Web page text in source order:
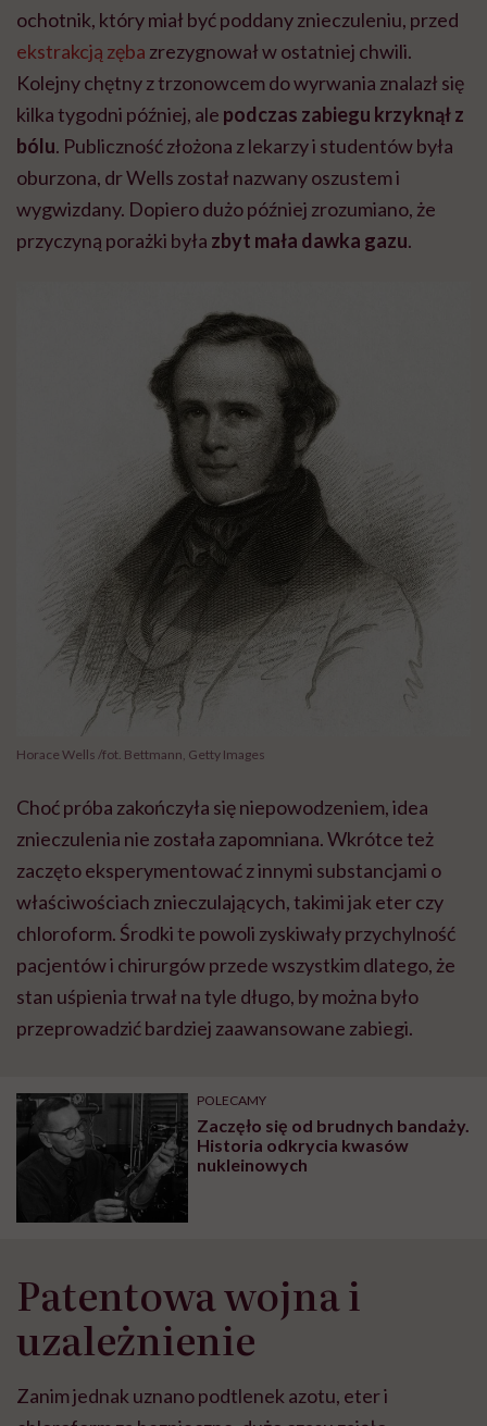
ochotnik, który miał być poddany znieczuleniu, przed
ekstrakcją zęba zrezygnował w ostatniej chwili.
Kolejny chętny z trzonowcem do wyrwania znalazł się
kilka tygodni później, ale podczas zabiegu krzyknął z
bólu. Publiczność złożona z lekarzy i studentów była
oburzona, dr Wells został nazwany oszustem i
wygwizdany. Dopiero dużo później zrozumiano, że
przyczyną porażki była zbyt mała dawka gazu.
Horace Wells /fot. Bettmann, Getty Images
Choć próba zakończyła się niepowodzeniem, idea
znieczulenia nie została zapomniana. Wkrótce też
zaczęto eksperymentować z innymi substancjami o
właściwościach znieczulających, takimi jak eter czy
chloroform. Środki te powoli zyskiwały przychylność
pacjentów i chirurgów przede wszystkim dlatego, że
stan uśpienia trwał na tyle długo, by można było
przeprowadzić bardziej zaawansowane zabiegi.
POLECAMY
Zaczęło się od brudnych bandaży.
Historia odkrycia kwasów
nukleinowych
Patentowa wojna i
uzależnienie
Zanim jednak uznano podtlenek azotu, eter i